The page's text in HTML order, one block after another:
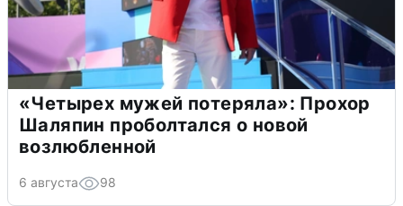
«Четырех мужей потеряла»: Прохор
Шаляпин проболтался о новой
возлюбленной
6 августа 98